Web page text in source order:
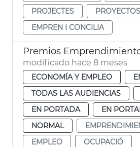
PROJECTES
PROYECTOS
EMPREN I CONCILIA
modificado hace 8 meses
ECONOMÍA Y EMPLEO
TODAS LAS AUDIENCIAS
EN PORTADA
EN
NORMAL
EMPLEO
OCUPACIÓ